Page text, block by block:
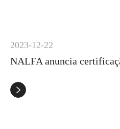
2023-12-22
NALFA anuncia
